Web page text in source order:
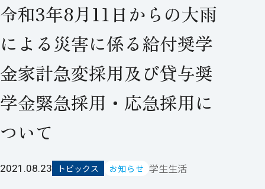
令和3年8月11日からの大雨
による災害に係る給付奨学
金家計急変採用及び貸与奨
学金緊急採用・応急採用に
ついて
2021.08.23 トピックス お知らせ 学生生活